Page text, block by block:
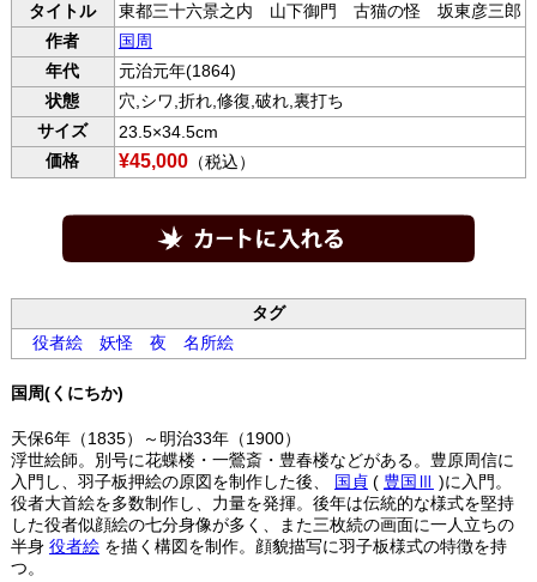
タイトル
東都三十六景之内 山下御門 古猫の怪 坂東彦三郎
作者
国周
年代
元治元年(1864)
状態
穴,シワ,折れ,修復,破れ,裏打ち
サイズ
23.5×34.5cm
価格
¥45,000（税込）
タグ
役者絵妖怪 夜 名所絵
国周(くにちか)
天保6年（1835）～明治33年（1900）
浮世絵師。別号に花蝶楼・一鶯斎・豊春楼などがある。豊原周信に
入門し、羽子板押絵の原図を制作した後、 国貞( 豊国Ⅲ )に入門。
役者大首絵を多数制作し、力量を発揮。後年は伝統的な様式を堅持
した役者似顔絵の七分身像が多く、また三枚続の画面に一人立ちの
半身 役者絵を描く構図を制作。顔貌描写に羽子板様式の特徴を持
つ。